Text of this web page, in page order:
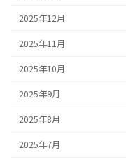
2025年12月
2025年11月
2025年10月
2025年9月
2025年8月
2025年7月